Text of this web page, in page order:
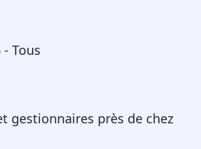
gestionnaires près de chez
Tous